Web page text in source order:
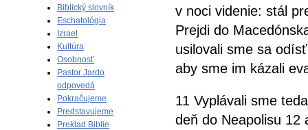
Biblický slovník
Eschatológia
Izrael
Kultúra
Osobnosť
Pastor Jardo
odpovedá
Pokračujeme
Predstavujeme
Preklad Biblie
v noci videnie: stál
Prejdi do
usilovali sme sa
aby sme im kázali
11 Vyplávali sme
deň do Neapolisu